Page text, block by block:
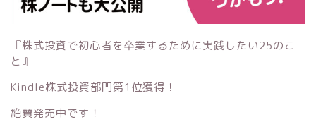
『株式投資で初心者を卒業するために実践したい25のこ
と』
Kindle株式投資部門第1位獲得！
絶賛発売中です！